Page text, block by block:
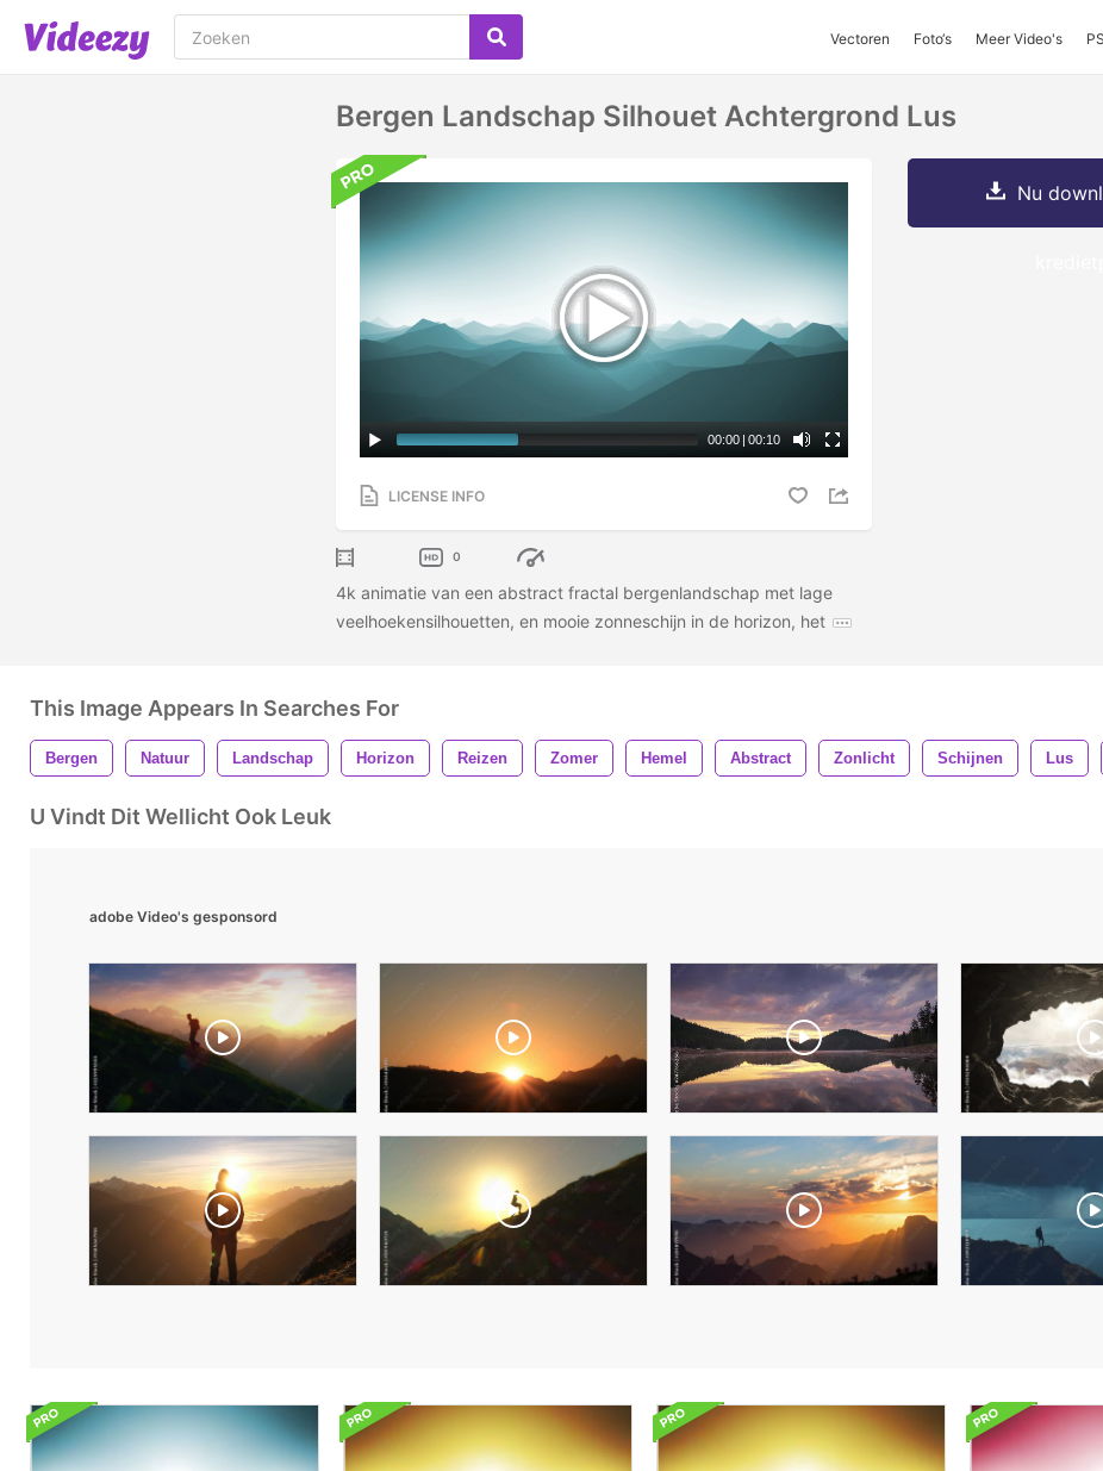
Vectoren Foto‘s Meer Video's
Bergen Landschap Silhouet Achtergrond Lus
00:00 | 00:10
LICENSE INFO
0
4k animatie van een abstract fractal bergenlandschap met lage
veelhoekensilhouetten, en mooie zonneschijn in de horizon, het
Nu
This Image Appears In Searches For
Bergen Natuur Landschap Horizon Reizen Zomer Hemel Abstract Zonlicht Schijnen Lus
U Vindt Dit Wellicht Ook Leuk
adobe Video's gesponsord